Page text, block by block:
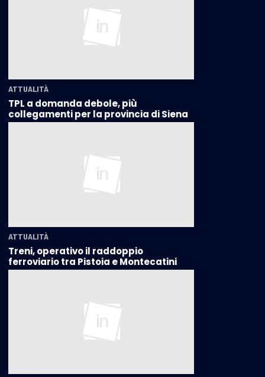
ATTUALITÀ
TPL a domanda debole, più
collegamenti per la provincia di Siena
ATTUALITÀ
Treni, operativo il raddoppio
ferroviario tra Pistoia e Montecatini